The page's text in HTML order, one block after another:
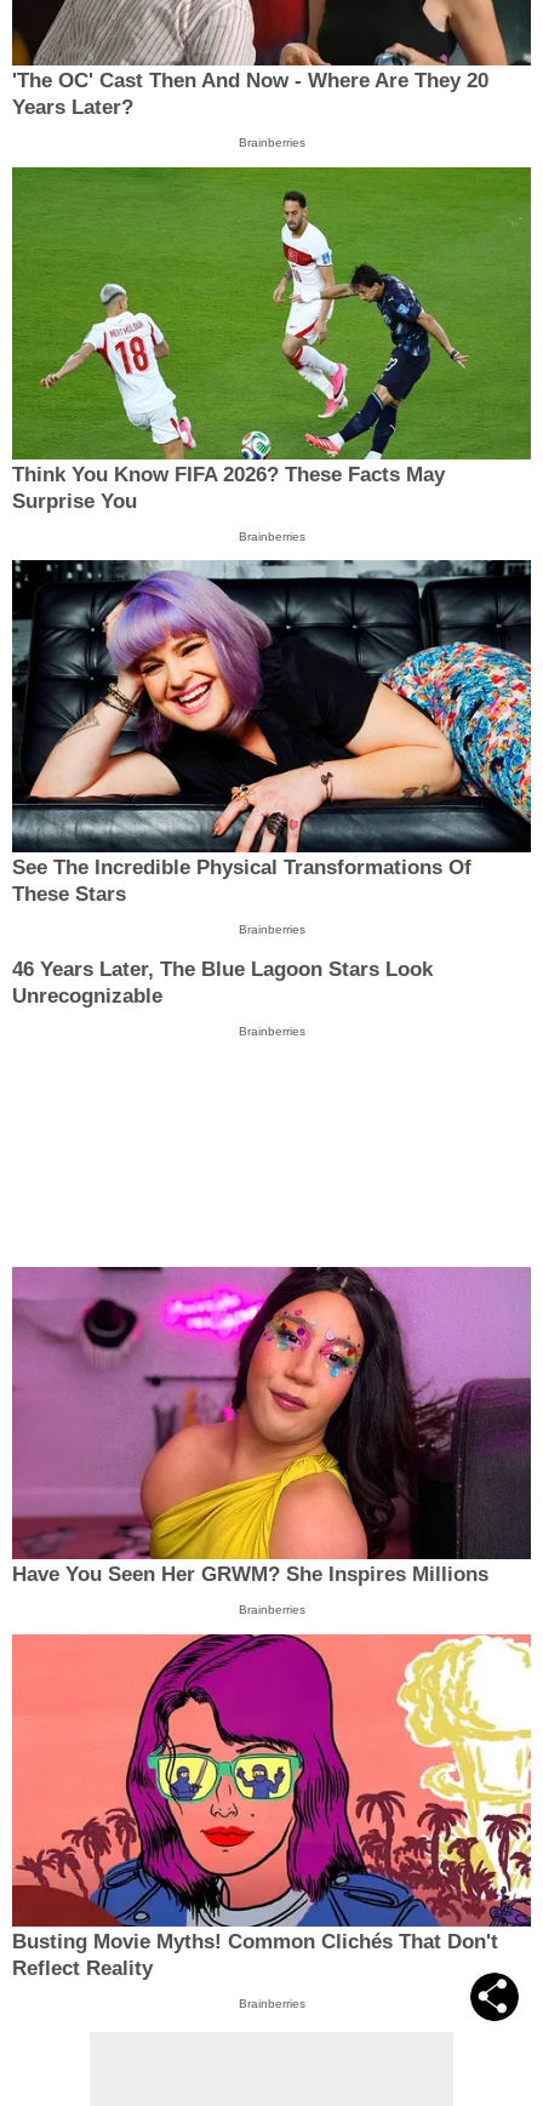
'The OC' Cast Then And Now - Where Are They 20
Years Later?
Brainberries
Think You Know FIFA 2026? These Facts May
Surprise You
Brainberries
See The Incredible Physical Transformations Of
These Stars
Brainberries
46 Years Later, The Blue Lagoon Stars Look
Unrecognizable
Brainberries
Have You Seen Her GRWM? She Inspires Millions
Brainberries
Busting Movie Myths! Common Clichés That Don't
Reflect Reality
Brainberries